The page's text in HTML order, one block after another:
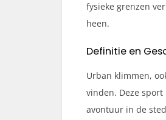
fysieke grenzen
heen.
Definitie en
Urban klimmen,
vinden. Deze
avontuur in de